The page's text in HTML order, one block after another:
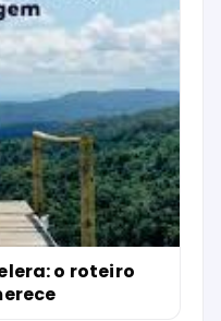
o roteiro